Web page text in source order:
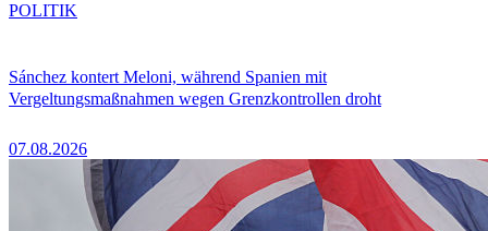
Sánchez kontert Meloni, während Spanien mit
Vergeltungsmaßnahmen wegen Grenzkontrollen droht
07.08.2026
POLITIK